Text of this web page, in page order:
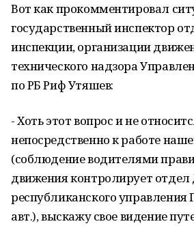
Вот как прокомментировал
государственный инспектор
инспекции, организации
технического надзора
по РБ Риф Утяшев:
- Хоть этот вопрос и не
непосредственно к работе
(соблюдение водителями
движения контролирует
республиканского
авт.), выскажу свое видение